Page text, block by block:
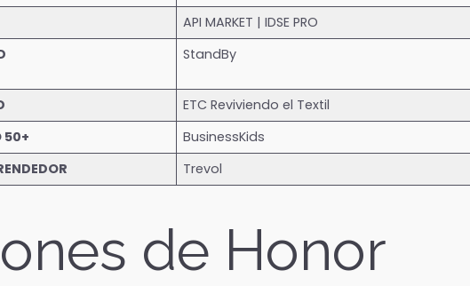
API MARKET | IDSE PRO
StandBy
ETC Reviviendo el Textil
50+
BusinessKids
Trevol
de Honor